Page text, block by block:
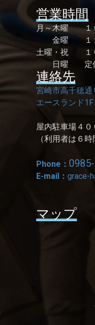
営業時間
月～木曜 １０
金曜 １２
土曜・祝 １０
日曜 定
連絡先
宮崎市高千穂
エースランド1F
屋内駐車場４０
（利用者は６時
Phone：
E-mail： grace-
マップ